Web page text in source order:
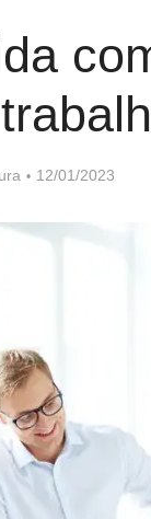
12/01/2023